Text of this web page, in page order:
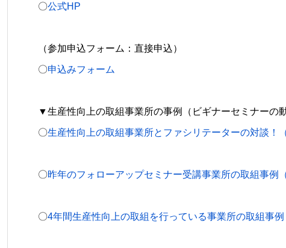
〇公式HP
（参加申込フォーム：直接申込）
〇申込みフォーム
▼生産性向上の取組事業所の事例（ビギナーセミナーの
〇生産性向上の取組事業所とファシリテーターの対談！
〇昨年のフォローアップセミナー受講事業所の取組事例
〇4年間生産性向上の取組を行っている事業所の取組事例